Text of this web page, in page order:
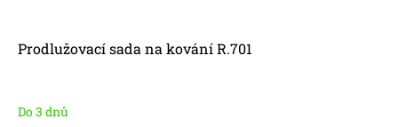
Prodlužovací sada na kování R.701
Do 3 dnů